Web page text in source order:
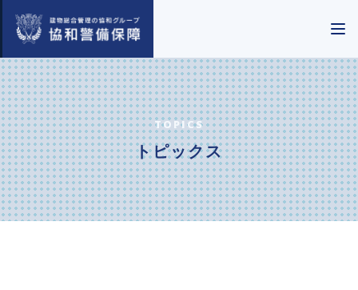
TOPICS
トピックス